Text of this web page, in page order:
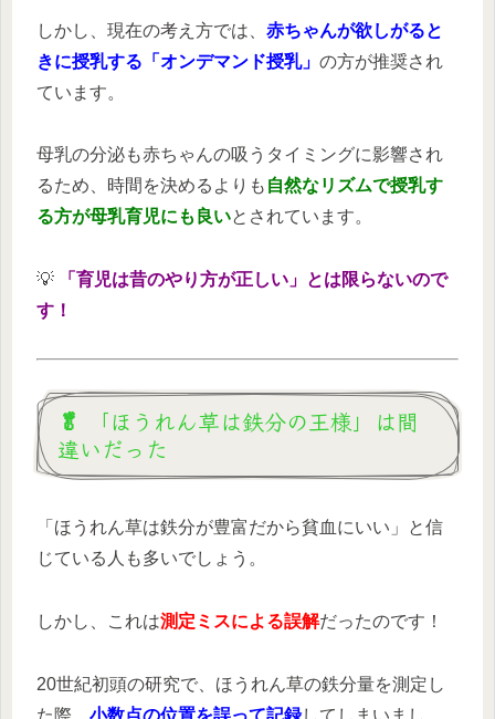
しかし、現在の考え方では、 赤ちゃんが欲しがると
きに授乳する「オンデマンド授乳」 の方が推奨され
ています。
母乳の分泌も赤ちゃんの吸うタイミングに影響され
るため、時間を決めるよりも 自然なリズムで授乳す
る方が母乳育児にも良いとされています。
💡
「育児は昔のやり方が正しい」とは限らないので
す！
🥬 「ほうれん草は鉄分の王様」は間
違いだった
「ほうれん草は鉄分が豊富だから貧血にいい」と信
じている人も多いでしょう。
しかし、これは測定ミスによる誤解だったのです！
20世紀初頭の研究で、ほうれん草の鉄分量を測定し
た際、 小数点の位置を誤って記録してしまいまし